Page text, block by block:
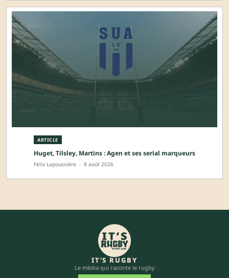
ARTICLE
Huget, Tilsley, Martins : Agen et ses serial marqueurs
Félix Lapoussière · 8 août 2026
IT’S RUGBY
Le média qui raconte le rugby